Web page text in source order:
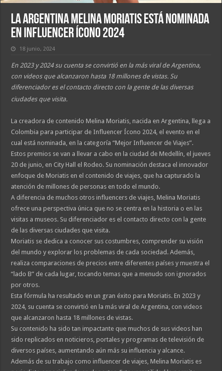
La Argentina Melina Moriatis está nominada
en Influencer Ícono 2024
18 junio, 2024
En 2023 y 2024 su cuenta se convirtió en la más viral de Argentina,
con videos que alcanzaron hasta 18 millones de vistas. Su
diferenciador es el contacto directo con la gente de las diversas
ciudades que visita.
La creadora de contenido Melina Moriatis, nacida en Argentina, llega a
Colombia para participar de Influencer Ícono 2024, el evento en el
cual está nominada, en la categoría “Mejor Influencer de Viajes”.
Estos premios se van a llevar a cabo en la ciudad de Medellín, el jueves
20 de junio, en City Hall el Rodeo. Su nominación destaca el innovador
enfoque de Moriatis en el contenido de viajes, que ha capturado la
atención de millones de personas en todo el mundo.
A diferencia de muchos otros influencers de viajes, Melina Moriatis
ofrece una perspectiva única que no se centra en la historia o en las
visitas a museos. Su diferenciador es el contacto directo con la gente
de las diversas ciudades que visita.
Moriatis se dedica a conocer sus costumbres, comprender su visión
del mundo y explorar los problemas de cada sociedad. Además,
realiza comparaciones de precios entre diferentes países y muestra el
“lado B” de cada lugar, tocando temas que a menudo son ignorados
por otros.
Esta fórmula ha resultado en un gran éxito para Moriatis. En 2023 y
2024, su cuenta se convirtió en la más viral de Argentina, con videos
que alcanzaron hasta 18 millones de vistas.
Su contenido ha sido tan impactante que muchos de sus videos han
sido replicados en noticieros, portales y programas de televisión de
diversos países, aumentando aún más su influencia y alcance.
Además de su trabajo como influencer de viajes, Melina Moriatis es